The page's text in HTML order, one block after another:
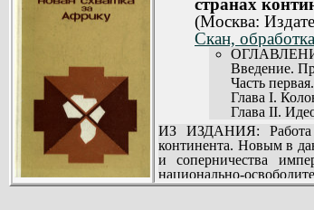
странах
(Москва:
Скан,
Введение.
Часть
Глава I.
Глава II.
Глава III.
Глава IV.
Часть
Глава V.
Глава VI.
ИЗ ИЗДАНИЯ: Работа
континента. Новым в
и соперничества
национально-
между